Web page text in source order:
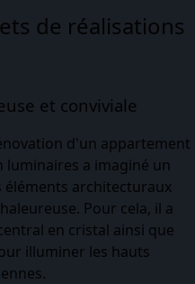
de réalisations
et conviviale
d'un appartement
luminaires a imaginé un
éléments architecturaux
Pour cela, il a
en cristal ainsi que
illuminer les hauts